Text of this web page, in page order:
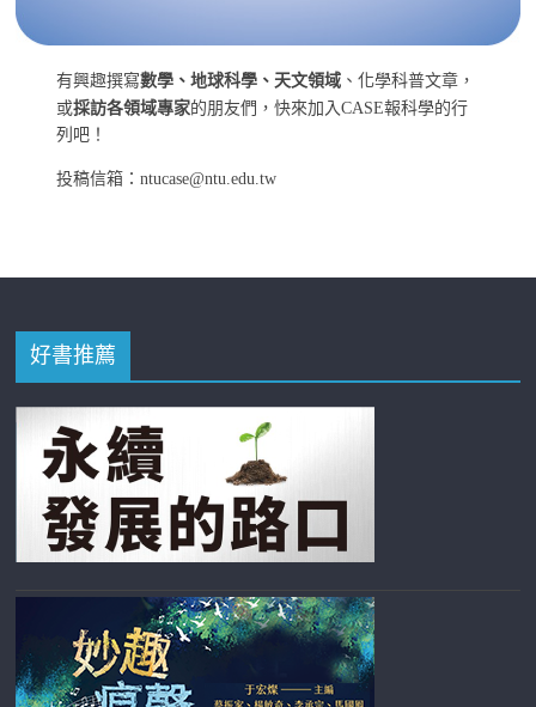
有興趣撰寫數學、地球科學、天文領域 、化學科普文章，
或採訪各領域專家的朋友們，快來加入CASE報科學的行
列吧！
投稿信箱：ntucase@ntu.edu.tw
好書推薦